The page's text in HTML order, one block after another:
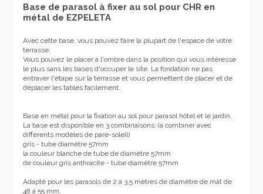
Base de parasol à fixer au sol pour CHR en
métal de EZPELETA
Avec cette base, vous pouvez faire la plupart de l'espace de votre
terrasse.
Vous pouvez le placer à l'ombre dans la position qui vous intéresse
le plus sans les bases d'occuper le site. La fondation ne pas
entraver l'étape sur la terrasse et vous permettent de placer et de
déplacer les tables facilement.
Base en métal pour la fixation au sol pour parasol hôtel et le jardin.
La base est disponible en 3 combinaisons: (à combiner avec
différents modèles de pare-soleil)
gris - tube diamètre 57mm
la couleur blanche de tube de diamètre 57mm
de couleur gris anthracite - tube diamètre 57mm
Adapté pour les parasols de 2 à 3,5 mètres de diamètre de mât de
48 à 55 mm.